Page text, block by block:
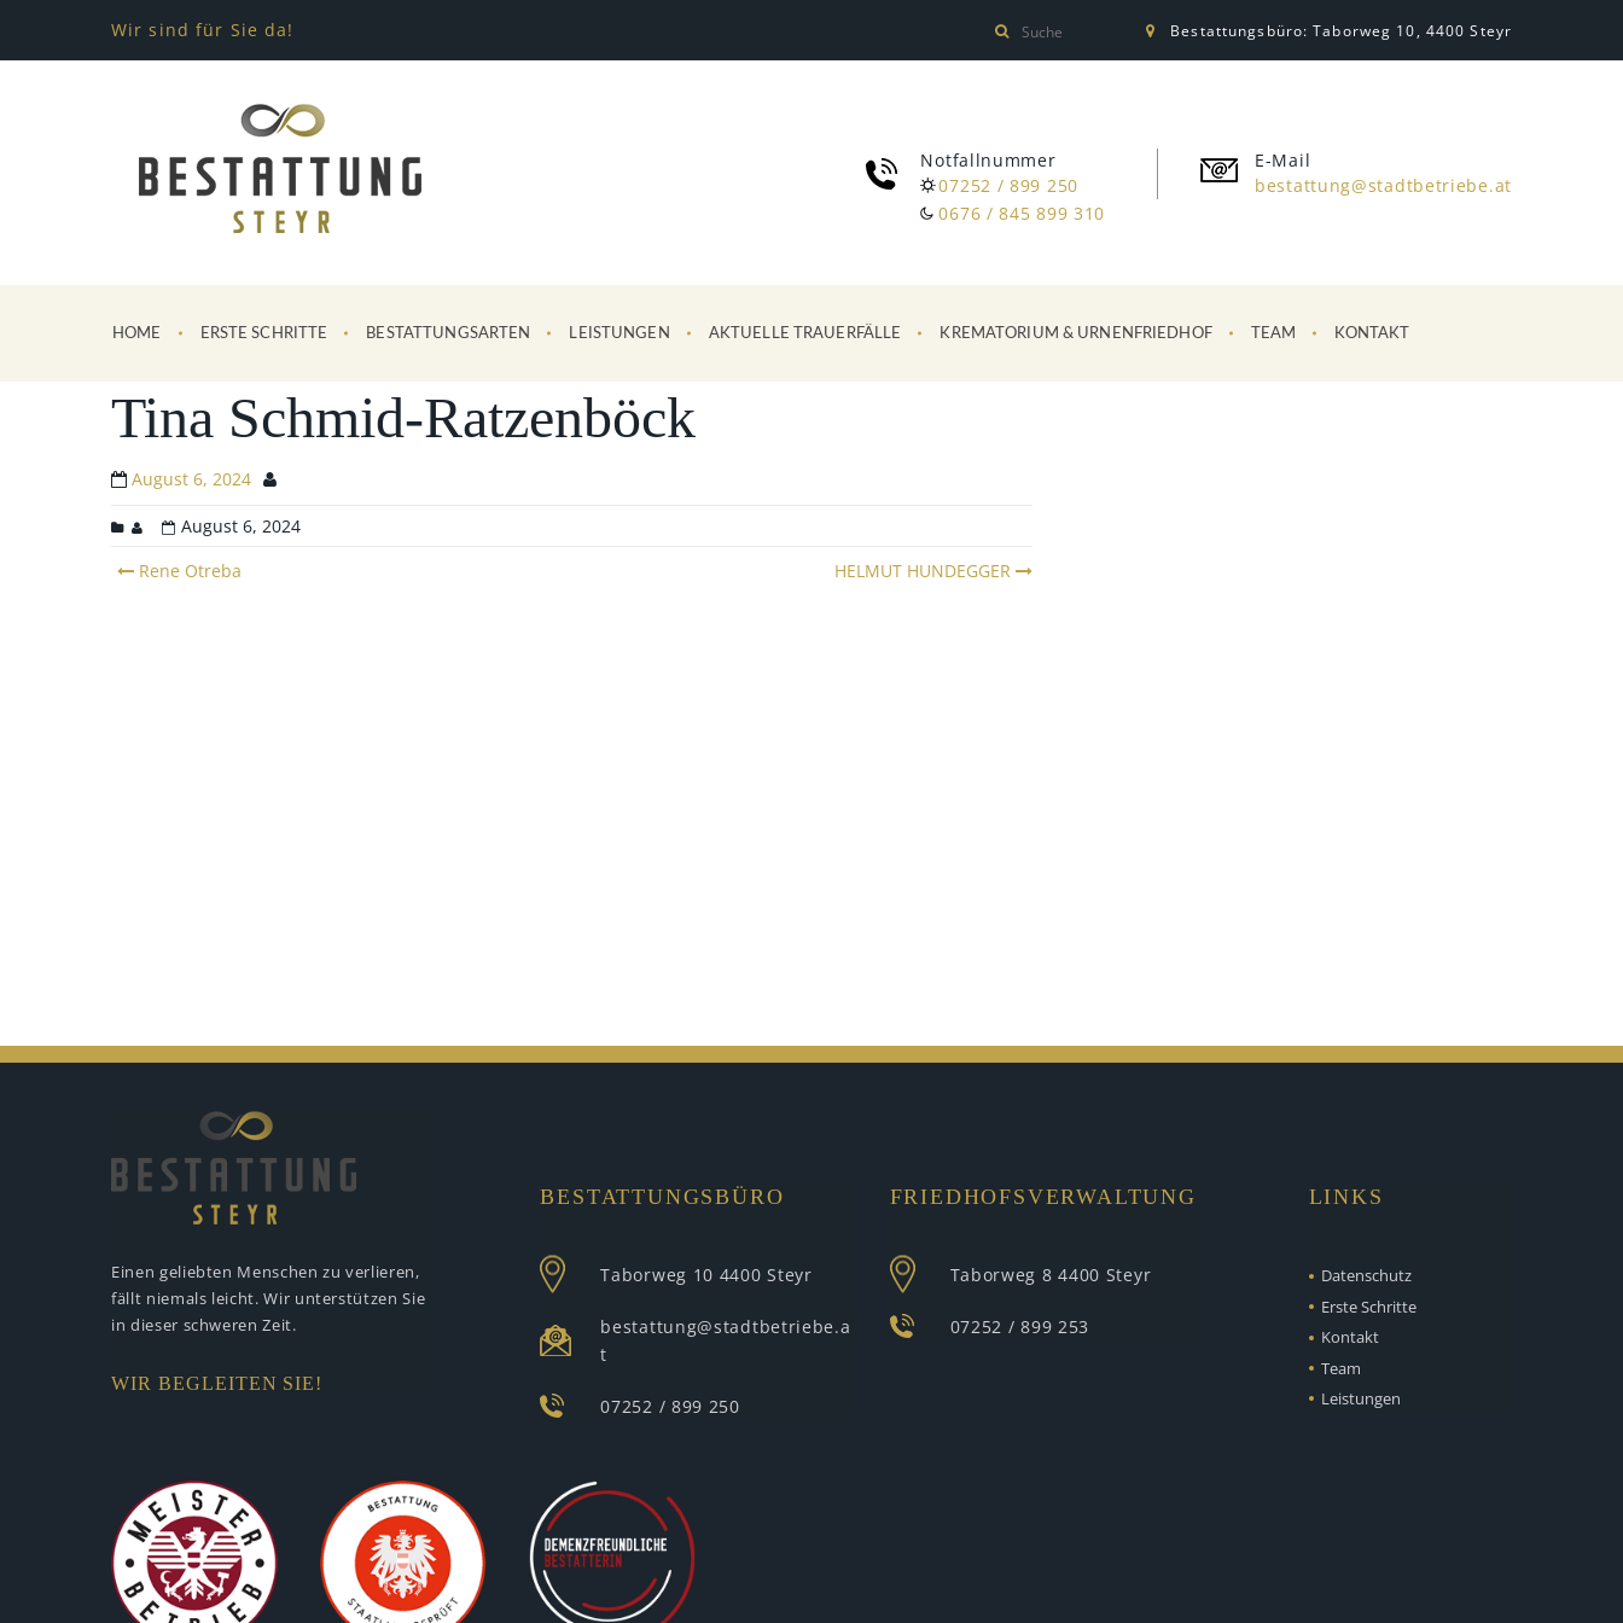
Wir sind für Sie da! Bestattungsbüro: Taborweg 10, 4400 Steyr
Notfallnummer
07252 / 899 250
0676 / 845 899 310
E-Mail
bestattung@stadtbetriebe.at
HOME ERSTE SCHRITTE BESTATTUNGSARTEN LEISTUNGEN AKTUELLE TRAUERFÄLLE KREMATORIUM & URNENFRIEDHOF TEAM KONTAKT
Tina Schmid-Ratzenböck
August 6, 2024
August 6, 2024
Post
Rene Otreba HELMUT HUNDEGGER
Einen geliebten Menschen zu verlieren,
fällt niemals leicht. Wir unterstützen Sie
in dieser schweren Zeit.
WIR BEGLEITEN SIE!
BESTATTUNGSBÜRO
Taborweg 10 4400 Steyr
bestattung@stadtbetriebe.a
t
07252 / 899 250
FRIEDHOFSVERWALTUNG
Taborweg 8 4400 Steyr
07252 / 899 253
LINKS
Datenschutz
Erste Schritte
Kontakt
Team
Leistungen